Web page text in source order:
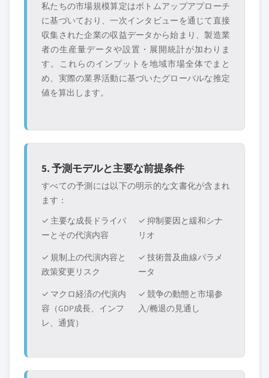
私たちの市場規模算定はボトムアップアプローチ
に基づいており、一次インタビューを通じて直接
収集された企業の収益データから始まり、製造業
者の生産量データや設置・展開統計が加わりま
す。これらのインプットを地域市場全体でまと
め、実際の業界活動に基づいたグローバルな推定
値を算出します。
5. 予測モデルと主要な前提条件
すべての予測には以下の明示的な文書化が含まれ
ます：
✓ 主要な成長ドライバ
ーとその代演内容
✓ 抑制要因と緩和シナ
リオ
✓ 規制上の代演内容と
政策変更リスク
✓ 技術普及曲線パラメ
ータ
✓ マクロ経済の代演内
容（GDP成長、インフ
レ、通貨）
✓ 競争の動態と市場参
入/椭退の見通し